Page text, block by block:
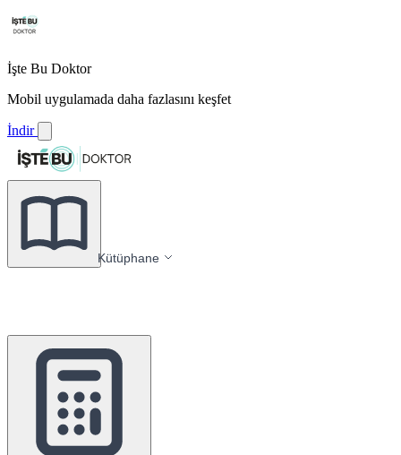
İşte Bu Doktor
Mobil uygulamada daha fazlasını keşfet
İndir
Kütüphane